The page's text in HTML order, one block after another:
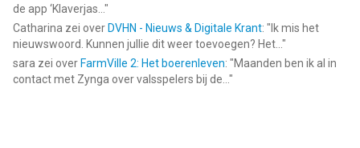
de app ‘Klaverjas... "
Catharina zei over DVHN - Nieuws & Digitale Krant: " Ik mis het
nieuwswoord. Kunnen jullie dit weer toevoegen? Het... "
sara zei over FarmVille 2: Het boerenleven: "Maanden ben ik al in
contact met Zynga over valsspelers bij de... "